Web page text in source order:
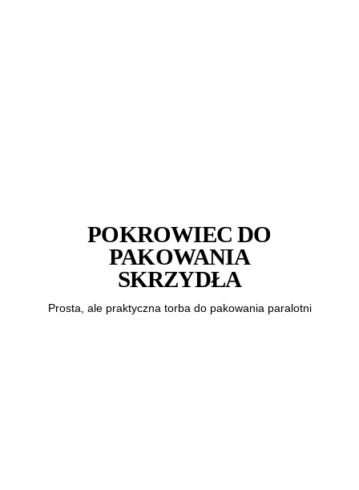
POKROWIEC DO
PAKOWANIA
SKRZYDŁA
Prosta, ale praktyczna torba do pakowania paralotni